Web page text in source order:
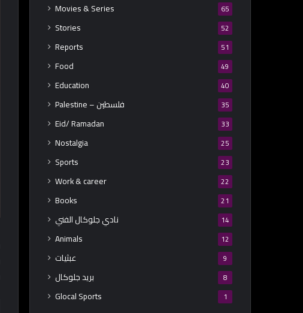
Movies & Series 65
Stories 52
Reports 51
Food 49
Education 40
Palestine – فلسطين 35
Eid/ Ramadan 33
Nostalgia 25
Sports 23
Work & career 22
Books 21
نادي جلوكال الفني 14
Animals 12
عبثيات 9
بريد جلوكال 8
Glocal Sports 1